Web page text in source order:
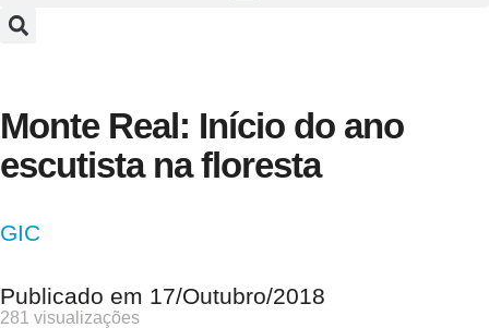
Monte Real: Início do ano
escutista na floresta
GIC
Publicado em 17/Outubro/2018
281 visualizações